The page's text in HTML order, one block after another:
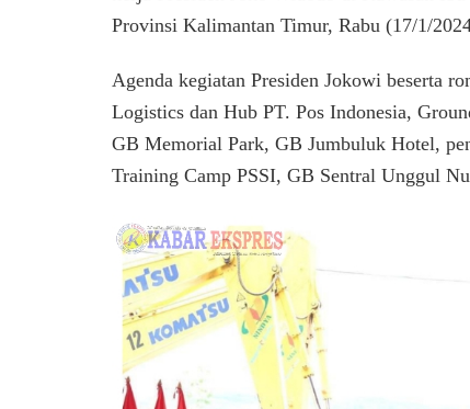
Provinsi Kalimantan Timur, Rabu (17/1/
Agenda kegiatan Presiden Jokowi beserta
Logistics dan Hub PT. Pos Indonesia,
GB Memorial Park, GB Jumbuluk Hotel,
Training Camp PSSI, GB Sentral Unggul